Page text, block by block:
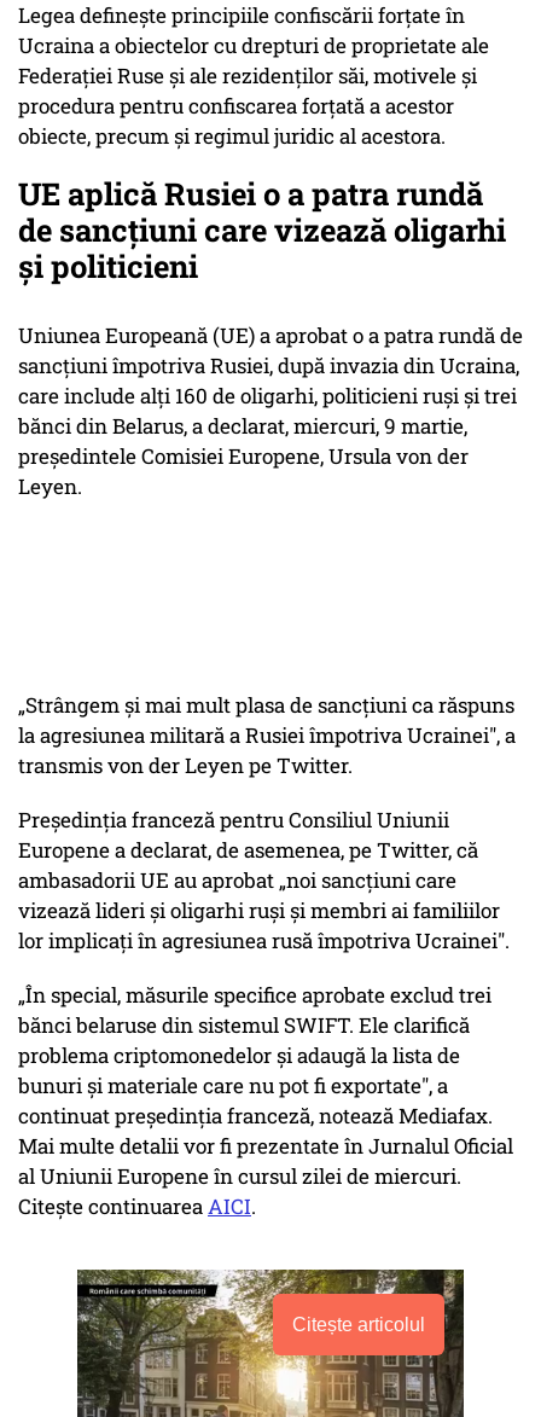
Legea definește principiile confiscării forțate în
Ucraina a obiectelor cu drepturi de proprietate ale
Federației Ruse și ale rezidenților săi, motivele și
procedura pentru confiscarea forțată a acestor
obiecte, precum și regimul juridic al acestora.
UE aplică Rusiei o a patra rundă
de sancțiuni care vizează oligarhi
și politicieni
Uniunea Europeană (UE) a aprobat o a patra rundă de
sancțiuni împotriva Rusiei, după invazia din Ucraina,
care include alți 160 de oligarhi, politicieni ruși și trei
bănci din Belarus, a declarat, miercuri, 9 martie,
președintele Comisiei Europene, Ursula von der
Leyen.
„Strângem și mai mult plasa de sancțiuni ca răspuns
la agresiunea militară a Rusiei împotriva Ucrainei", a
transmis von der Leyen pe Twitter.
Președinția franceză pentru Consiliul Uniunii
Europene a declarat, de asemenea, pe Twitter, că
ambasadorii UE au aprobat „noi sancțiuni care
vizează lideri și oligarhi ruși și membri ai familiilor
lor implicați în agresiunea rusă împotriva Ucrainei".
„În special, măsurile specifice aprobate exclud trei
bănci belaruse din sistemul SWIFT. Ele clarifică
problema criptomonedelor și adaugă la lista de
bunuri și materiale care nu pot fi exportate", a
continuat președinția franceză, notează Mediafax.
Mai multe detalii vor fi prezentate în Jurnalul Oficial
al Uniunii Europene în cursul zilei de miercuri.
Citește continuareaAICI.
Citește articolul